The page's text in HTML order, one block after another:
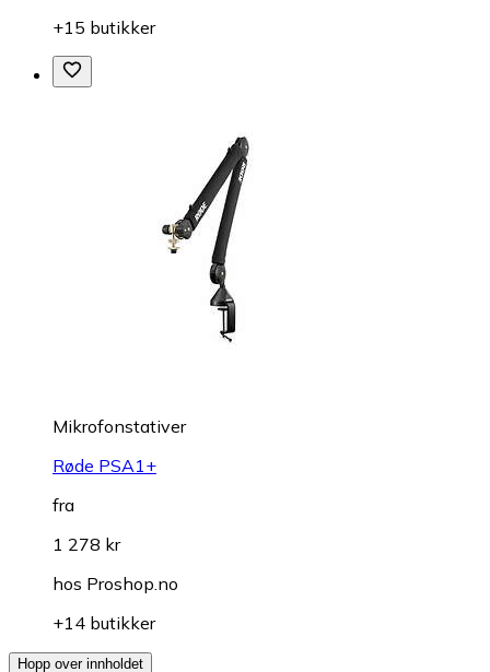
+15 butikker
Mikrofonstativer
Røde PSA1+
fra
1 278 kr
hos Proshop.no
+14 butikker
Hopp over innholdet